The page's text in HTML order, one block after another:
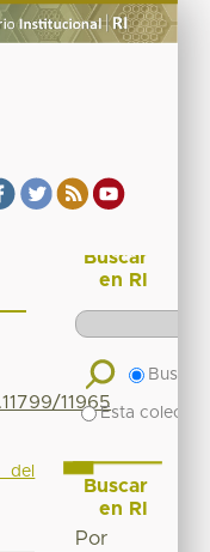
11965
del
Buscar
en RI
Buscar
Esta
Buscar
en RI
Por